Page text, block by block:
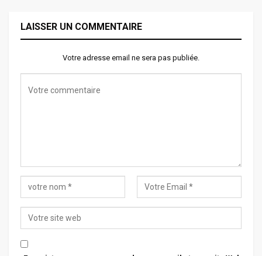
LAISSER UN COMMENTAIRE
Votre adresse email ne sera pas publiée.